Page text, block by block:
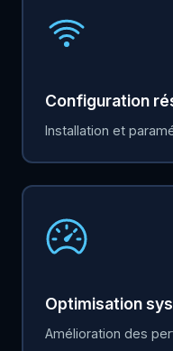
Configuration
Installation et
Optimisation
Amélioration des